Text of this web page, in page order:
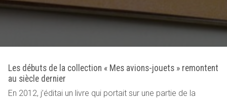
Les débuts de la collection « Mes avions-jouets » remontent
au siècle dernier
En 2012, j’éditai un livre qui portait sur une partie de la